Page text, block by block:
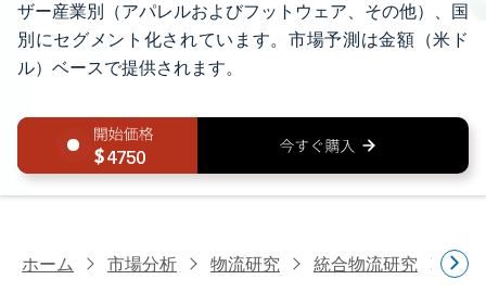
ザー産業別（アパレルおよびフットウェア、その他）、国
別にセグメント化されています。市場予測は金額（米ド
ル）ベースで提供されます。
4750
ホーム 市場分析 物流研究 統合物流研究 北